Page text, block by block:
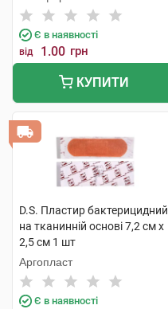
Є в наявності
від 1.00 грн
КУПИТИ
D.S. Пластир бактерицидний
на тканинній основі 7,2 см х
2,5 см 1 шт
Аргопласт
Є в наявності